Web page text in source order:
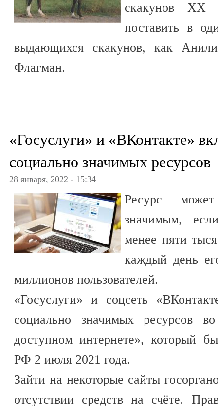
скакунов
поставить в
выдающихся скакунов, как
Флагман.
«Госуслуги» и «ВКонтакте»
социально значимых ресурсов
28 января, 2022 - 15:34
Ресурс
значимым,
менее пяти
каждый день
миллионов пользователей.
«Госуслуги» и соцсеть
социально значимых ресурсов
доступном интернете», который
РФ 2 июля 2021 года.
Зайти на некоторые сайты
отсутствии средств на счёте.